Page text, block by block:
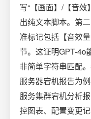
写“【画面】/【音
出纯文本脚本。第
准标记包括【音效
节。这证明GPT-4o
非简单字符串匹配
服务器宕机报告为
服务集群宕机分析
控图表、配置变更